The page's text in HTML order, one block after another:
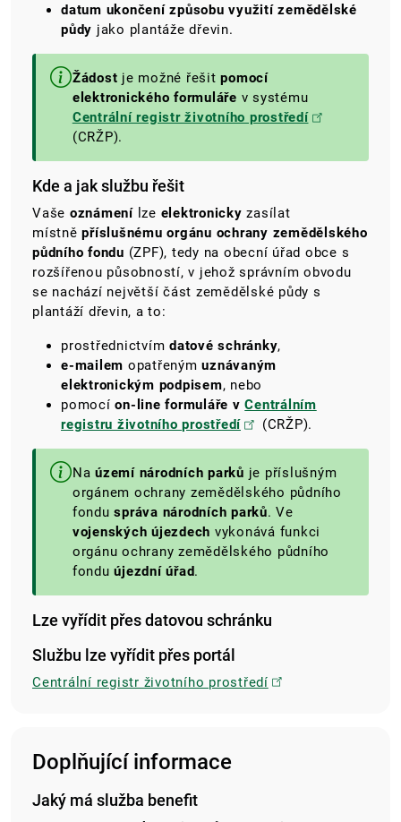
datum ukončení způsobu využití zemědělské
půdy jako plantáže dřevin.
Žádost je možné řešitpomocí
elektronického formuláře v systému
Centrální registr životního prostředí
(CRŽP).
Kde a jak službu řešit
Vaše oznámenílze elektronicky zasílat
místně příslušnému orgánu ochrany zemědělského
půdního fondu (ZPF), tedy na obecní úřad obce s
rozšířenou působností, v jehož správním obvodu
se nachází největší část zemědělské půdy s
plantáží dřevin, a to:
prostřednictvím datové schránky,
e-mailem opatřenýmuznávaným
elektronickým podpisem, nebo
pomocíon-line formuláře vCentrálním
registru životního prostředí
(CRŽP).
Na území národních parků je příslušným
orgánem ochrany zemědělského půdního
fonduspráva národních parků. Ve
vojenských újezdech vykonává funkci
orgánu ochrany zemědělského půdního
fonduújezdní úřad.
Lze vyřídit přes datovou schránku
Službu lze vyřídit přes portál
Centrální registr životního prostředí
Doplňující informace
Jaký má služba benefit